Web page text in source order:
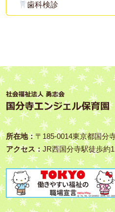
歯科検診
所在地：〒185‑0014東京都国分
アクセス：JR西国分寺駅徒歩約